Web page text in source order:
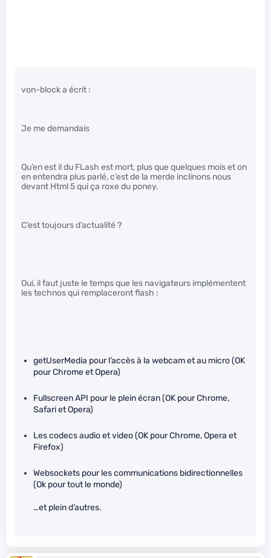
von-block a écrit :
Je me demandais
Qu’en est il du FLash est mort, plus que quelques mois et on
en entendra plus parlé, c’est de la merde inclinons nous
devant Html 5 qui ça roxe du poney.
C’est toujours d’actualité ?
Oui, il faut juste le temps que les navigateurs implémentent
les technos qui remplaceront flash :
getUserMedia pour l’accès à la webcam et au micro (OK
pour Chrome et Opera)
Fullscreen API pour le plein écran (OK pour Chrome,
Safari et Opera)
Les codecs audio et video (OK pour Chrome, Opera et
Firefox)
Websockets pour les communications bidirectionnelles
(Ok pour tout le monde)
…et plein d’autres.